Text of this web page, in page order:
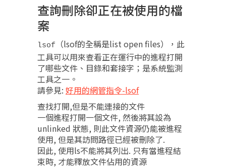
查詢刪除卻正在被使用的檔
案
lsof
（lsof的全稱是list open files），此
工具可以用來查看正在運行中的進程打開
了哪些文件、目錄和套接字；是系統監測
工具之一。
請參見: 好用的網管指令-lsof
查找打開,但是不能連接的文件
一個進程打開一個文件, 然後將其設為
unlinked 狀態, 則此文件資源仍能被進程
使用, 但是其訪問路徑已經被刪除了.
因此, 使用ls不能將其列出. 只有當進程結
束時, 才能釋放文件佔用的資源